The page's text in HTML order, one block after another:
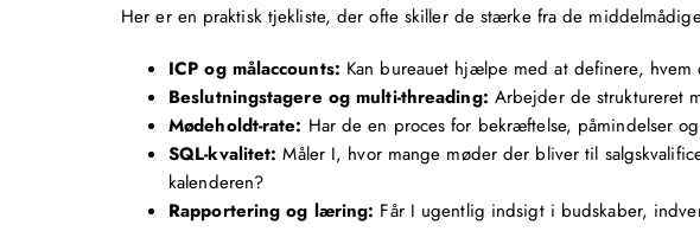
Her er en praktisk tjekliste, der ofte skiller de stærke fra de
ICP og målaccounts: Kan bureauet hjælpe med at definere,
Beslutningstagere og multi-threading: Arbejder de struktureret
Mødeholdt-rate: Har de en proces for bekræftelse, påmindelser
SQL-kvalitet: Måler I, hvor mange møder der bliver til
kalenderen?
Rapportering og læring: Får I ugentlig indsigt i budskaber,